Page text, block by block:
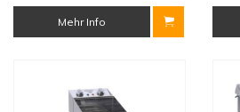
Mehr Info